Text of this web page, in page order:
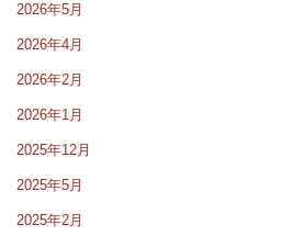
2026年5月
2026年4月
2026年2月
2026年1月
2025年12月
2025年5月
2025年2月